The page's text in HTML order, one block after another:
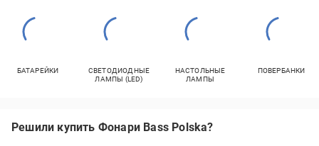
БАТАРЕЙКИ
СВЕТОДИОДНЫЕ
ЛАМПЫ (LED)
НАСТОЛЬНЫЕ
ЛАМПЫ
ПОВЕРБАНКИ
Решили купить Фонари Bass Polska?